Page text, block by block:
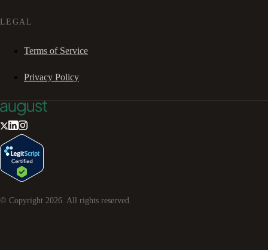
LEGAL
Terms of Service
Privacy Policy
© Copyright 2026 . All rights reserved.